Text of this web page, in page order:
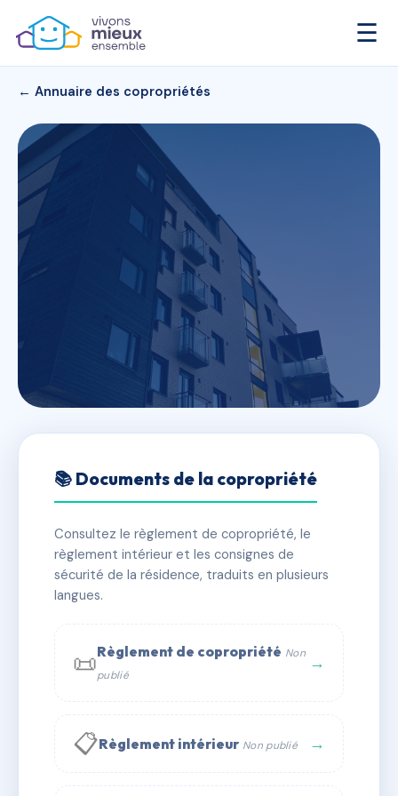
☰
← Annuaire des copropriétés
Les Jardins de Charles
✓ Immatriculée 🏠 33 lots 🏗 1 bâtiment(s)
📞 Contacter Syndic Digital
📚 Documents de la copropriété
Consultez le règlement de copropriété, le
règlement intérieur et les consignes de
sécurité de la résidence, traduits en plusieurs
langues.
📜Règlement de copropriété Non
publié
→
📋Règlement intérieur Non publié →